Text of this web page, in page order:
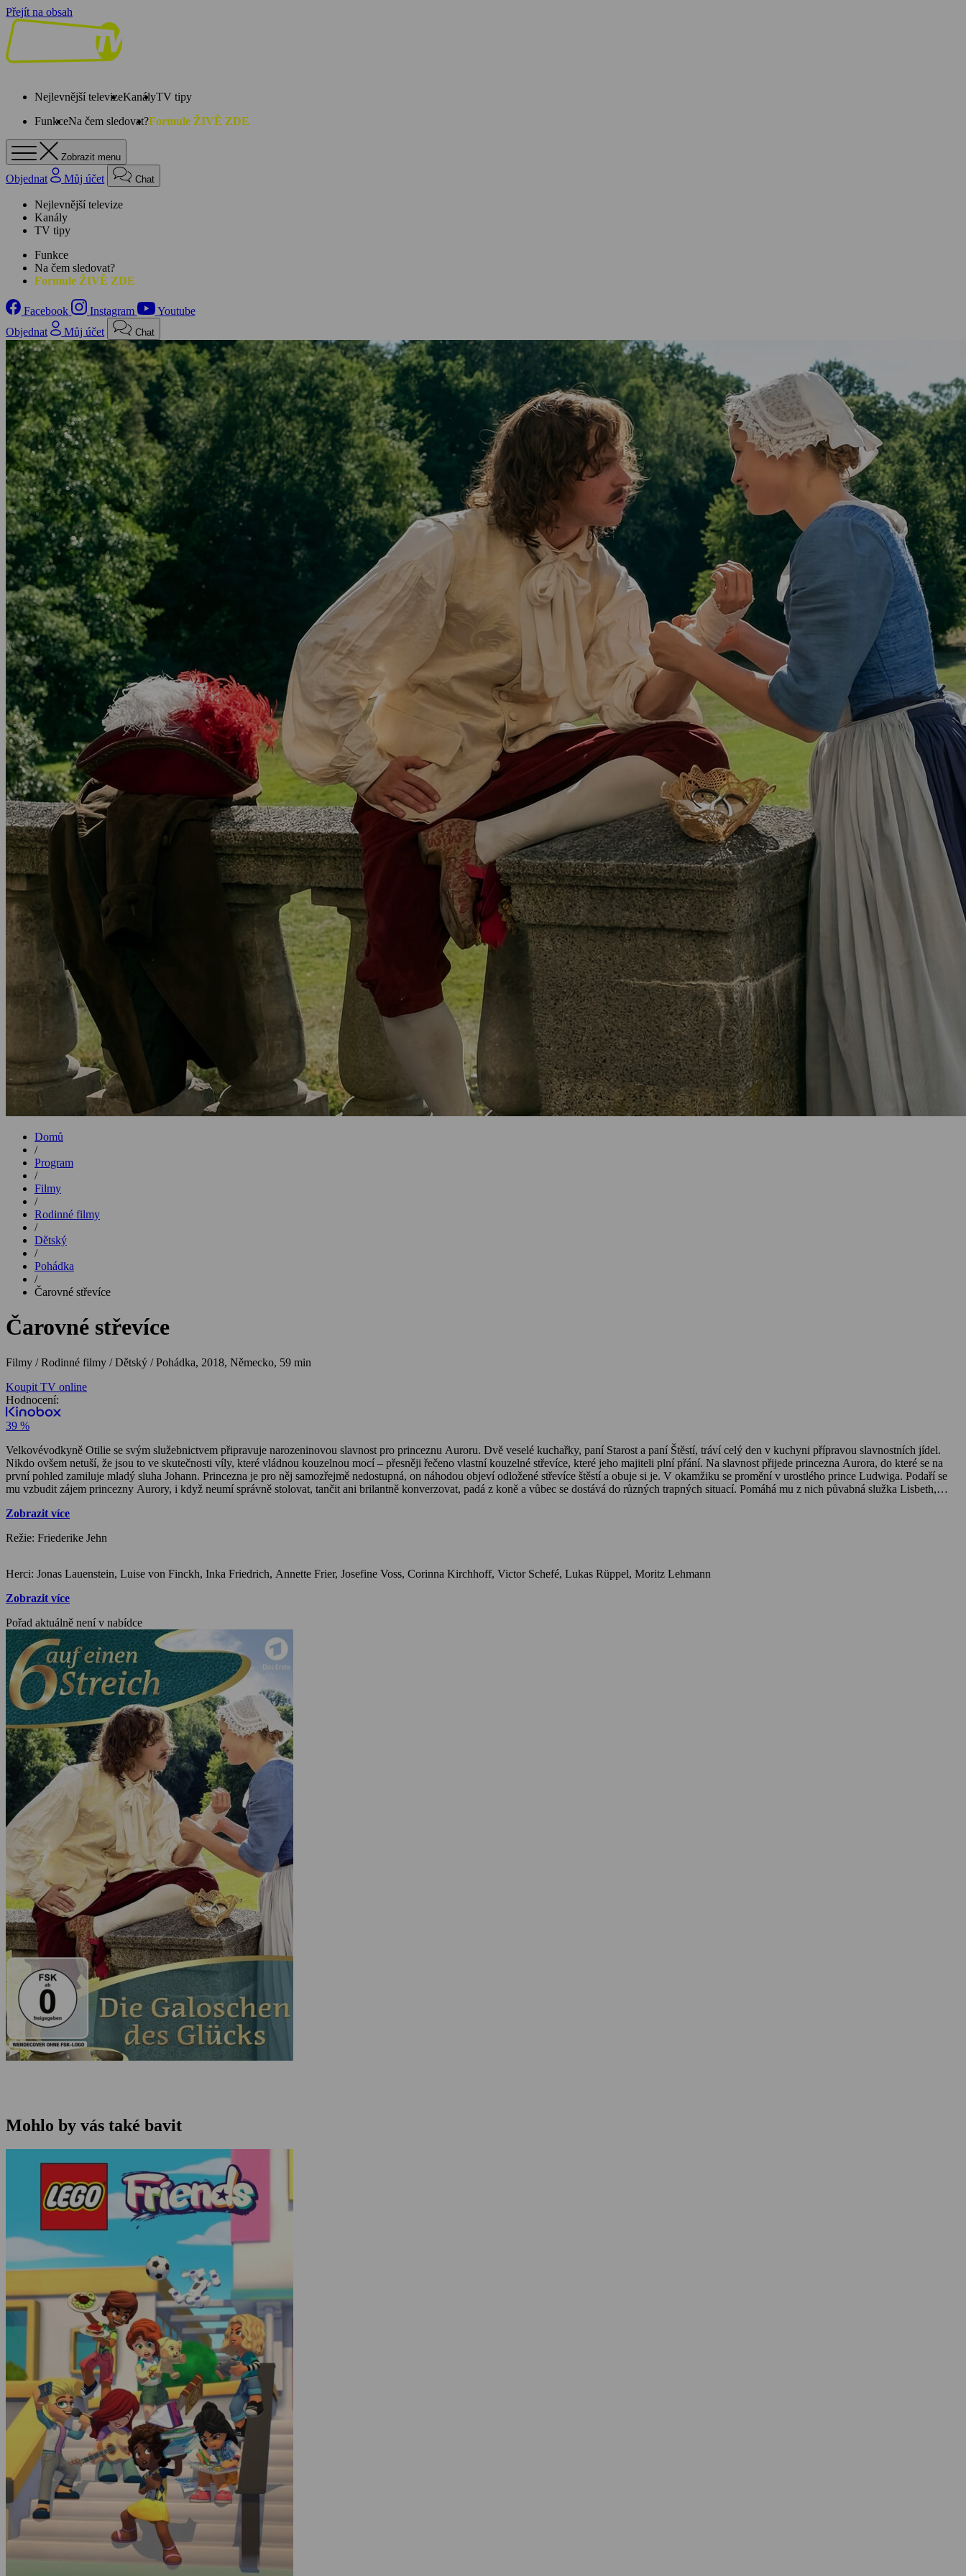
Přejít na obsah
Nejlevnější televizeKanályTV tipy
FunkceNa čem sledovat?Formule ŽIVĚ ZDE
Zobrazit menu
Objednat Můj účet Chat
Nejlevnější televize
Kanály
TV tipy
Funkce
Na čem sledovat?
Formule ŽIVĚ ZDE
Facebook Instagram
Youtube
Objednat
Můj účet Chat
Domů
/
Program
/
Filmy
/
Rodinné filmy
/
Dětský
/
Pohádka
/
Čarovné střevíce
Čarovné střevíce
Filmy / Rodinné filmy / Dětský / Pohádka, 2018, Německo, 59 min
Koupit TV online
Hodnocení:
39 %
Velkovévodkyně Otilie se svým služebnictvem připravuje narozeninovou slavnost pro princeznu Auroru. Dvě veselé kuchařky, paní Starost a paní Štěstí, tráví celý den v kuchyni přípravou slavnostních jídel.
Nikdo ovšem netuší, že jsou to ve skutečnosti víly, které vládnou kouzelnou mocí – přesněji řečeno vlastní kouzelné střevíce, které jeho majiteli plní přání. Na slavnost přijede princezna Aurora, do které se na
první pohled zamiluje mladý sluha Johann. Princezna je pro něj samozřejmě nedostupná, on náhodou objeví odložené střevíce štěstí a obuje si je. V okamžiku se promění v urostlého prince Ludwiga. Podaří se
mu vzbudit zájem princezny Aurory, i když neumí správně stolovat, tančit ani brilantně konverzovat, padá z koně a vůbec se dostává do různých trapných situací. Pomáhá mu z nich půvabná služka Lisbeth,
šikovnou Lisbeth. Aurora má ještě další dva uchazeče o přízeň, kteří na Johanna připraví past…
Zobrazit více
Režie: Friederike Jehn
Herci: Jonas Lauenstein, Luise von Finckh, Inka Friedrich, Annette Frier, Josefine Voss, Corinna Kirchhoff, Victor Schefé, Lukas Rüppel, Moritz Lehmann
Zobrazit více
Pořad aktuálně není v nabídce
Mohlo by vás také bavit